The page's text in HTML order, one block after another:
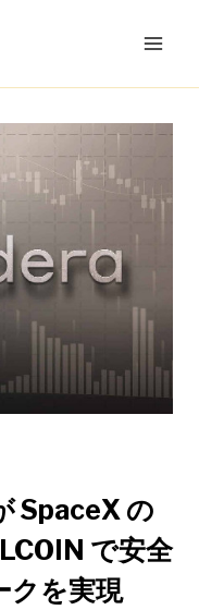
SpaceX の
で安全
クを実現